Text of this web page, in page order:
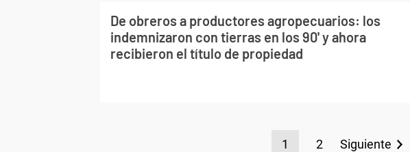
De obreros a productores agropecuarios: los
indemnizaron con tierras en los 90' y ahora
recibieron el título de propiedad
1 2 Siguiente